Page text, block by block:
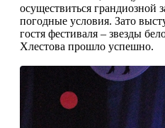
осуществиться грандиозной
погодные условия. Зато
гостя фестиваля – звезды
Хлестова прошло успешно.